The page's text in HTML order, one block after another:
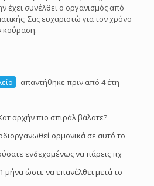
έχει συνέλθει ο οργανισμός από
Σας ευχαριστώ για τον χρόνο
κούραση.
απαντήθηκε πριν από 4 έτη
αρχήν πιο σπιράλ βάλατε?
ορμονικά σε αυτό το
ενδεχομένως να πάρεις πχ
μήνα ώστε να επανέλθει μετά το